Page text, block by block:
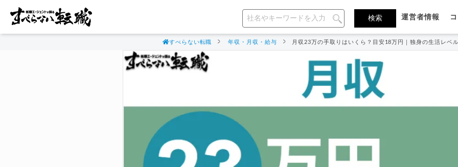
運営者情報
すべらない転職 年収・月収・給与 月収23万の手取りはいくら？目安18万円｜独身の生活レベ